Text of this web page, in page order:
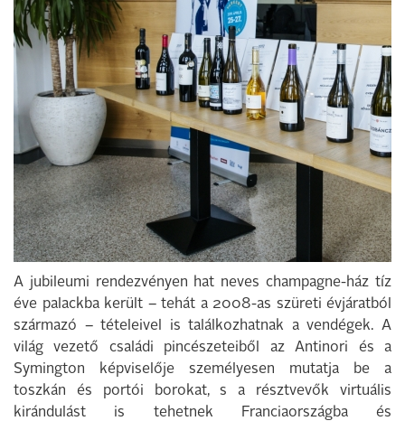
A jubileumi rendezvényen hat neves champagne-ház tíz
éve palackba került – tehát a 2008-as szüreti évjáratból
származó – tételeivel is találkozhatnak a vendégek. A
világ vezető családi pincészeteiből az Antinori és a
Symington képviselője személyesen mutatja be a
toszkán és portói borokat, s a résztvevők virtuális
kirándulást is tehetnek Franciaországba és